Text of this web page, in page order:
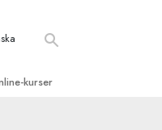
kurser